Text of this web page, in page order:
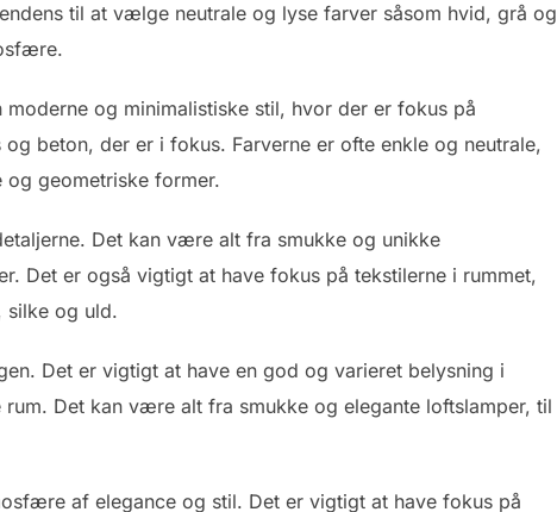
til at vælge neutrale og lyse farver såsom hvid, grå og
og minimalistiske stil, hvor der er fokus på
beton, der er i fokus. Farverne er ofte enkle og neutrale,
geometriske former.
Det kan være alt fra smukke og unikke
Det er også vigtigt at have fokus på tekstilerne i rummet,
silke og uld.
Det er vigtigt at have en god og varieret belysning i
Det kan være alt fra smukke og elegante loftslamper, til
af elegance og stil. Det er vigtigt at have fokus på